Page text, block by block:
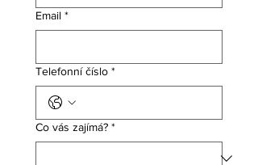
Email *
Telefonní číslo *
Co vás zajímá? *